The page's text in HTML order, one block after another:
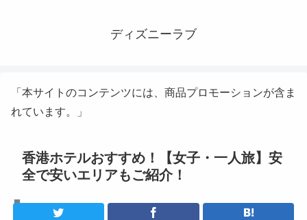
ディズニーラブ
「本サイトのコンテンツには、商品プロモーションが含ま
れています。」
香港ホテルおすすめ！【女子・一人旅】安
全で安いエリアもご紹介！